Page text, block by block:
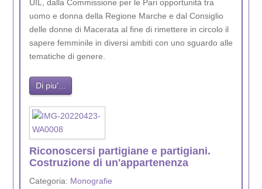
UIL, dalla Commissione per le Pari opportunità tra
uomo e donna della Regione Marche e dal Consiglio
delle donne di Macerata al fine di rimettere in circolo il
sapere femminile in diversi ambiti con uno sguardo alle
tematiche di genere.
Di piu'...
Riconoscersi partigiane e partigiani.
Costruzione di un'appartenenza
Categoria: Monografie